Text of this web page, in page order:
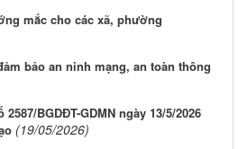
mắc cho các xã, phường
bảo an ninh mạng, an toàn thông
BGDĐT-GDMN ngày 13/5/2026
(19/05/2026)